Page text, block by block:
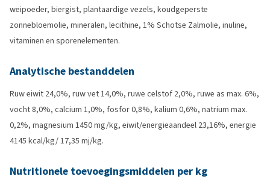
weipoeder, biergist, plantaardige vezels, koudgeperste
zonnebloemolie, mineralen, lecithine, 1% Schotse Zalmolie, inuline,
vitaminen en sporenelementen.
Analytische bestanddelen
Ruw eiwit 24,0%, ruw vet 14,0%, ruwe celstof 2,0%, ruwe as max. 6%,
vocht 8,0%, calcium 1,0%, fosfor 0,8%, kalium 0,6%, natrium max.
0,2%, magnesium 1450 mg/kg, eiwit/energieaandeel 23,16%, energie
4145 kcal/kg/ 17,35 mj/kg.
Nutritionele toevoegingsmiddelen per kg